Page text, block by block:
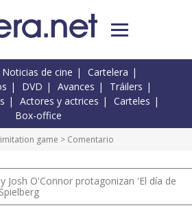
Noticias de cine
Cartelera
DVD Avances
Tráilers
Actores y actrices
Carteles
Box-office
game > Comentario
Josh O'Connor protagonizan 'El día de